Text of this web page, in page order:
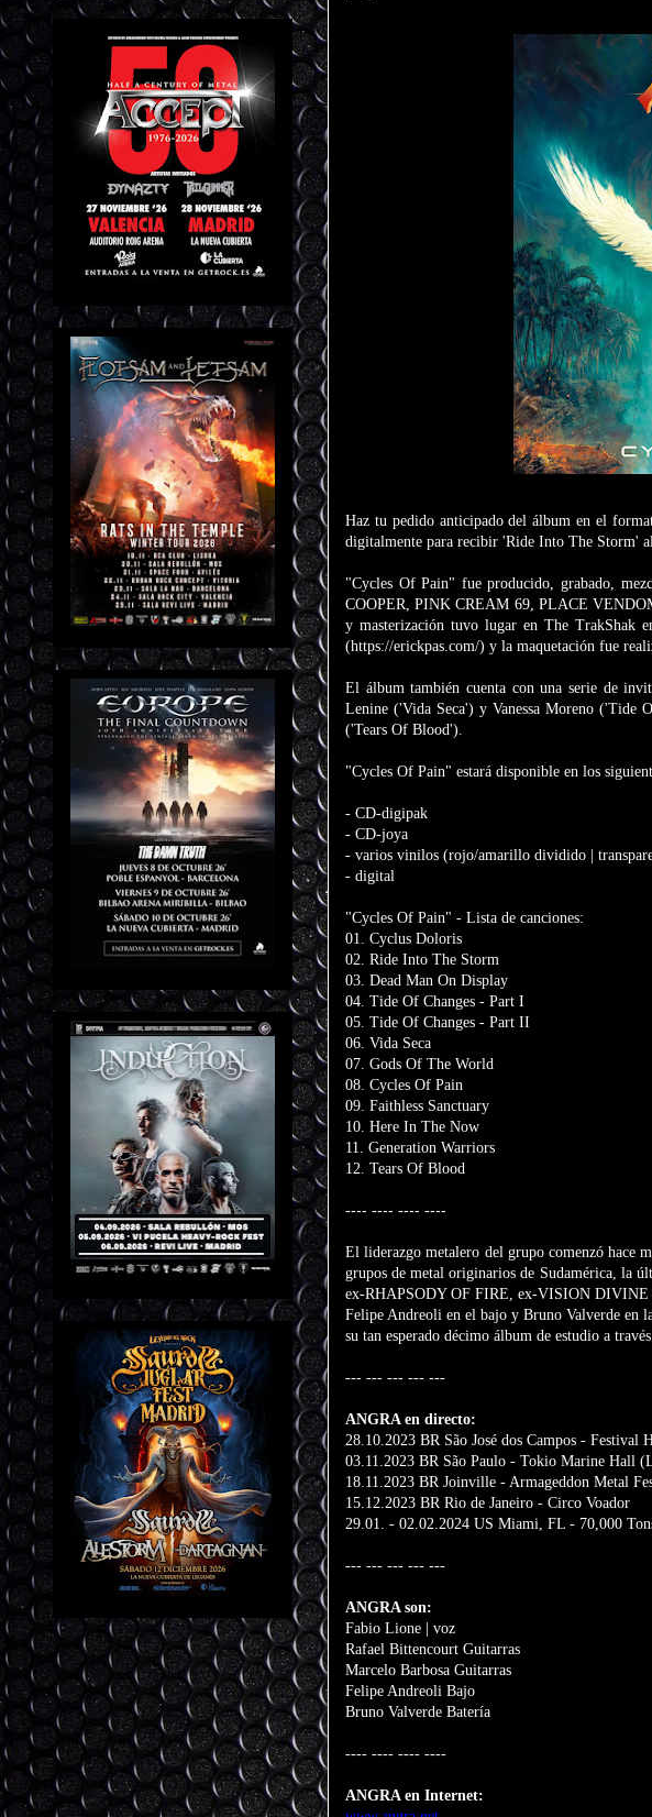
Haz tu pedido anticipado del álbum en el
digitalmente para recibir 'Ride Into The Storm'
"Cycles Of Pain" fue producido, grabado,
COOPER, PINK CREAM 69, PLACE
y masterización tuvo lugar en The TrakShak
(https://erickpas.com/) y la maquetación fue
El álbum también cuenta con una serie de
Lenine ('Vida Seca') y Vanessa Moreno
('Tears Of Blood').
"Cycles Of Pain" estará disponible en los
- CD-digipak
- CD-joya
- varios vinilos (rojo/amarillo dividido |
- digital
"Cycles Of Pain" - Lista de canciones:
01. Cyclus Doloris
02. Ride Into The Storm
03. Dead Man On Display
04. Tide Of Changes - Part I
05. Tide Of Changes - Part II
06. Vida Seca
07. Gods Of The World
08. Cycles Of Pain
09. Faithless Sanctuary
10. Here In The Now
11. Generation Warriors
12. Tears Of Blood
---- ---- ---- ----
El liderazgo metalero del grupo comenzó hace
grupos de metal originarios de Sudamérica, la
ex-RHAPSODY OF FIRE, ex-VISION DIVINE
Felipe Andreoli en el bajo y Bruno Valverde en
su tan esperado décimo álbum de estudio a
--- --- --- --- ---
ANGRA en directo:
28.10.2023 BR São José dos Campos - Festival
03.11.2023 BR São Paulo - Tokio Marine Hall
18.11.2023 BR Joinville - Armageddon Metal
15.12.2023 BR Rio de Janeiro - Circo Voador
29.01. - 02.02.2024 US Miami, FL - 70,000
--- --- --- --- ---
ANGRA son:
Fabio Lione | voz
Rafael Bittencourt Guitarras
Marcelo Barbosa Guitarras
Felipe Andreoli Bajo
Bruno Valverde Batería
---- ---- ---- ----
ANGRA en Internet: